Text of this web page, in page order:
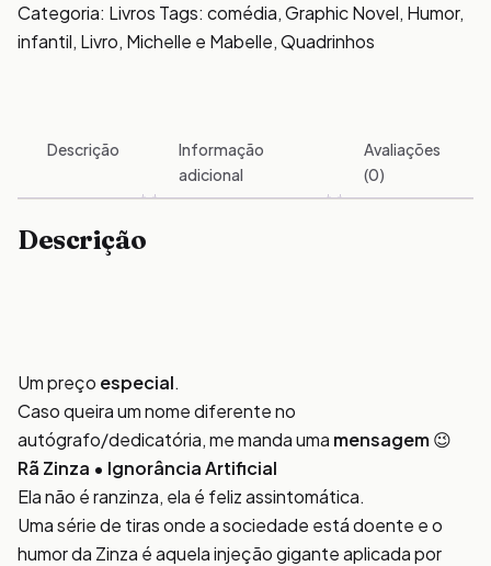
Categoria: Livros Tags: comédia,Graphic Novel, Humor,
infantil, Livro, Michelle e Mabelle,Quadrinhos
Descrição
Informação
adicional
Avaliações
(0)
Descrição
Um preço especial.
Caso queira um nome diferente no
autógrafo/dedicatória, me manda uma mensagem😉
Rã Zinza • Ignorância Artificial
Ela não é ranzinza, ela é feliz assintomática.
Uma série de tiras onde a sociedade está doente e o
humor da Zinza é aquela injeção gigante aplicada por